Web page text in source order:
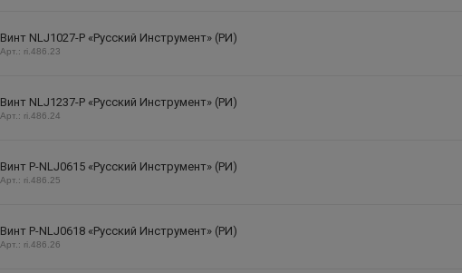
Винт NLJ1027-P «Русский Инструмент» (РИ)
Арт.: ri.486.23
Винт NLJ1237-P «Русский Инструмент» (РИ)
Арт.: ri.486.24
Винт P-NLJ0615 «Русский Инструмент» (РИ)
Арт.: ri.486.25
Винт P-NLJ0618 «Русский Инструмент» (РИ)
Арт.: ri.486.26